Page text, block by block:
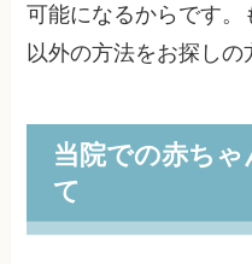
可能になるからです
以外の方法をお探しの
当院での赤ち
て